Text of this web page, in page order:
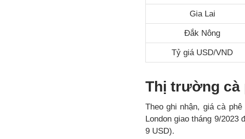
Gia Lai
Đắk Nông
Tỷ giá USD/VND
Thị trường cà
Theo ghi nhận, giá cà
London giao tháng 9/
9 USD).